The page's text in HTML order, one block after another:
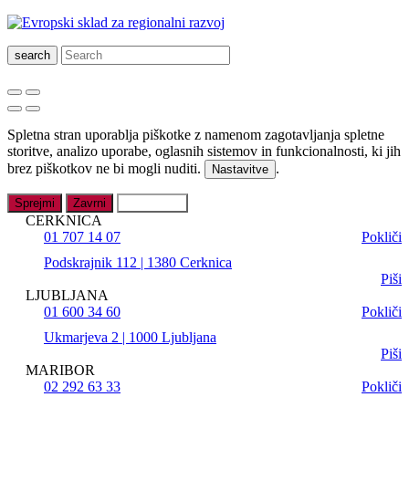
search
Spletna stran uporablja piškotke z namenom zagotavljanja spletne
storitve, analizo uporabe, oglasnih sistemov in funkcionalnosti, ki jih
brez piškotkov ne bi mogli nuditi.
Nastavitve .
Sprejmi Zavrni
CERKNICA
01 707 14 07
Pokliči
Podskrajnik 112 | 1380 Cerknica
Piši
LJUBLJANA
01 600 34 60
Pokliči
Ukmarjeva 2 | 1000 Ljubljana
Piši
MARIBOR
02 292 63 33
Pokliči